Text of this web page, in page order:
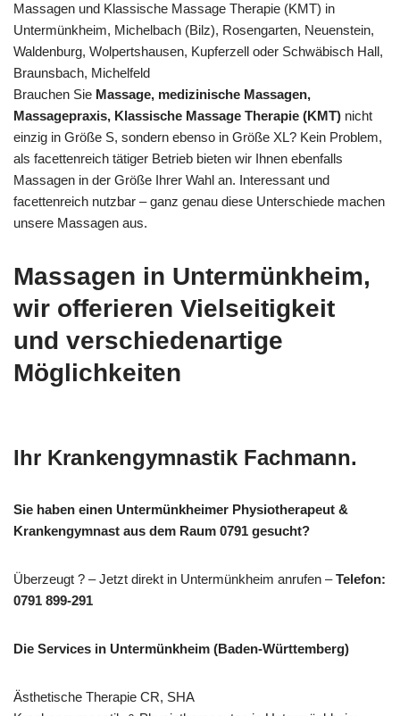
Massagen und Klassische Massage Therapie (KMT) in
Untermünkheim, Michelbach (Bilz), Rosengarten, Neuenstein,
Waldenburg, Wolpertshausen, Kupferzell oder Schwäbisch Hall,
Braunsbach, Michelfeld
Brauchen Sie Massage, medizinische Massagen,
Massagepraxis, Klassische Massage Therapie (KMT) nicht
einzig in Größe S, sondern ebenso in Größe XL? Kein Problem,
als facettenreich tätiger Betrieb bieten wir Ihnen ebenfalls
Massagen in der Größe Ihrer Wahl an. Interessant und
facettenreich nutzbar – ganz genau diese Unterschiede machen
unsere Massagen aus.
Massagen in Untermünkheim,
wir offerieren Vielseitigkeit
und verschiedenartige
Möglichkeiten
Ihr Krankengymnastik Fachmann.
Sie haben einen Untermünkheimer Physiotherapeut &
Krankengymnast aus dem Raum 0791 gesucht?
Überzeugt ? – Jetzt direkt in Untermünkheim anrufen –Telefon:
0791 899-291
Die Services in Untermünkheim (Baden-Württemberg)
Ästhetische Therapie CR, SHA